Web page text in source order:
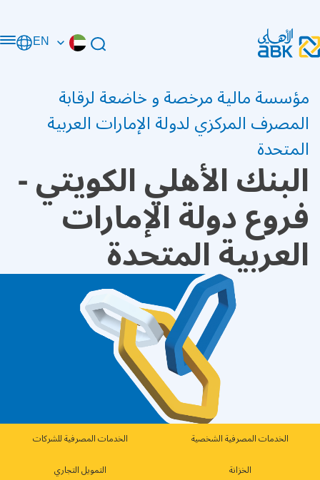
EN
مؤسسة مالية مرخصة و خاضعة لرقابة
المصرف المركزي لدولة الإمارات العربية
المتحدة
البنك الأهلي الكويتي -
فروع دولة الإمارات
العربية المتحدة
الخدمات المصرفية الشخصية
الخدمات المصرفية للشركات
الخزانة
التمويل التجاري